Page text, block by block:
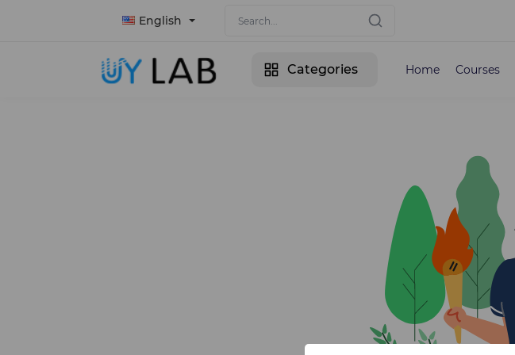
English
Categories Home Courses